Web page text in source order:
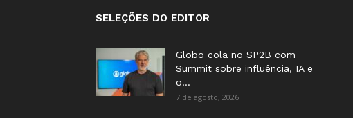
SELEÇÕES DO EDITOR
Globo cola no SP2B com
Summit sobre influência, IA e
o...
7 de agosto, 2026